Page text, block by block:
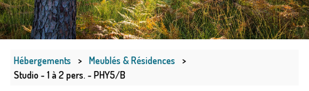
Hébergements > Meublés & Résidences
>
Studio - 1 à 2 pers. - PHY5/B